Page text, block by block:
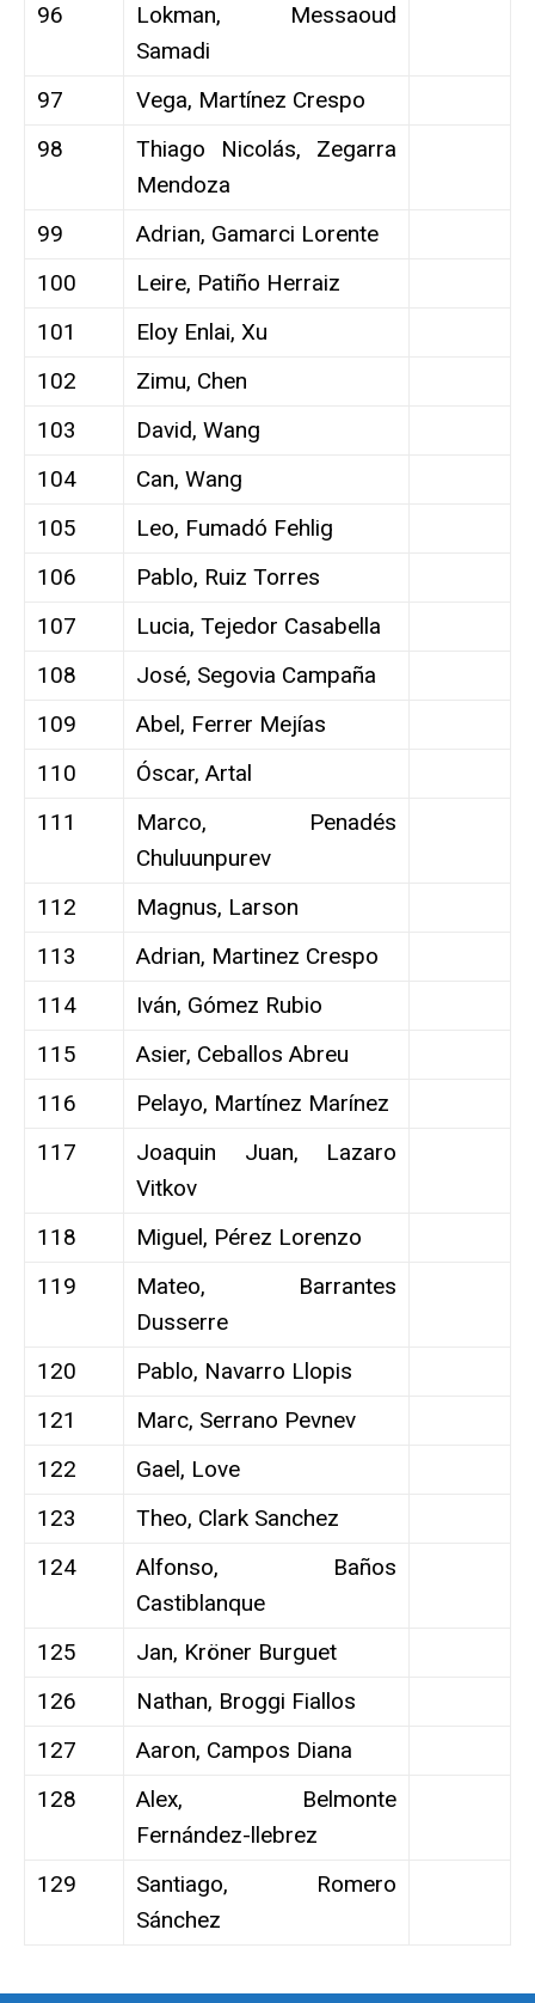
96
Lokman, Messaoud
Samadi
97
Vega, Martínez Crespo
98
Thiago Nicolás, Zegarra
Mendoza
99
Adrian, Gamarci Lorente
100
Leire, Patiño Herraiz
101
Eloy Enlai, Xu
102
Zimu, Chen
103
David, Wang
104
Can, Wang
105
Leo, Fumadó Fehlig
106
Pablo, Ruiz Torres
107
Lucia, Tejedor Casabella
108
José, Segovia Campaña
109
Abel, Ferrer Mejías
110
Óscar, Artal
111
Marco, Penadés
Chuluunpurev
112
Magnus, Larson
113
Adrian, Martinez Crespo
114
Iván, Gómez Rubio
115
Asier, Ceballos Abreu
116
Pelayo, Martínez Marínez
117
Joaquin Juan, Lazaro
Vitkov
118
Miguel, Pérez Lorenzo
119
Mateo, Barrantes
Dusserre
120
Pablo, Navarro Llopis
121
Marc, Serrano Pevnev
122
Gael, Love
123
Theo, Clark Sanchez
124
Alfonso, Baños
Castiblanque
125
Jan, Kröner Burguet
126
Nathan, Broggi Fiallos
127
Aaron, Campos Diana
128
Alex, Belmonte
Fernández-llebrez
129
Santiago, Romero
Sánchez